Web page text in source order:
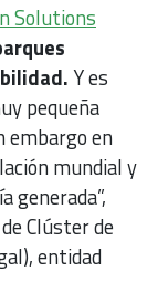
Solutions
Y es
pequeña
embargo en
mundial y
generada”,
Clúster de
entidad